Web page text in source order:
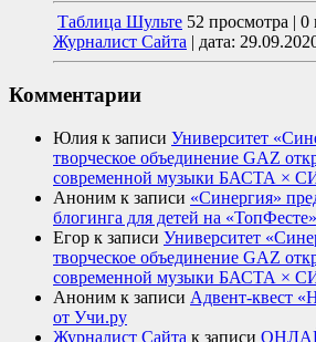
Таблица Шульте 52 просмотра | 0
Журналист Сайта | дата:
Комментарии
Юлия к записи Университет
творческое объединение GAZ
современной музыки БАСТА ×
Аноним к записи «Синергия»
блогинга для детей на
Егор к записи Университет
творческое объединение GAZ
современной музыки БАСТА ×
Аноним к записи Адвент-квест
от Учи.ру
Журналист Сайта к записи